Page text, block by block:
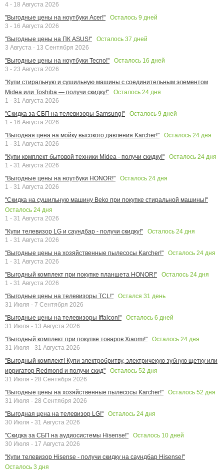
4 - 18 Августа 2026
"Выгодные цены на ноутбуки Acer!"
Осталось 9 дней
3 - 16 Августа 2026
"Выгодные цены на ПК ASUS!"
Осталось 37 дней
3 Августа - 13 Сентября 2026
"Выгодные цены на ноутбуки Tecno!"
Осталось 16 дней
3 - 23 Августа 2026
"Купи стиральную и сушильную машины с соединительным элементом
Midea или Toshiba — получи скидку!"
Осталось 24 дня
1 - 31 Августа 2026
"Скидка за СБП на телевизоры Samsung!"
Осталось 9 дней
1 - 16 Августа 2026
"Выгодная цена на мойку высокого давления Karcher!"
Осталось 24 дня
1 - 31 Августа 2026
"Купи комплект бытовой техники Midea - получи скидку!"
Осталось 24 дня
1 - 31 Августа 2026
"Выгодные цены на ноутбуки HONOR!"
Осталось 24 дня
1 - 31 Августа 2026
"Скидка на сушильную машину Beko при покупке стиральной машины!"
Осталось 24 дня
1 - 31 Августа 2026
"Купи телевизор LG и саундбар - получи скидку!"
Осталось 24 дня
1 - 31 Августа 2026
"Выгодные цены на хозяйственные пылесосы Karcher!"
Осталось 24 дня
1 - 31 Августа 2026
"Выгодный комплект при покупке планшета HONOR!"
Осталось 24 дня
1 - 31 Августа 2026
"Выгодные цены на телевизоры TCL!"
Остался 31 день
31 Июля - 7 Сентября 2026
"Выгодные цены на телевизоры Iffalcon!"
Осталось 6 дней
31 Июля - 13 Августа 2026
"Выгодный комплект при покупке товаров Xiaomi!"
Осталось 24 дня
31 Июля - 31 Августа 2026
"Выгодный комплект! Купи электробритву, электричекую зубную щетку или
ирригатор Redmond и получи скид"
Осталось 52 дня
31 Июля - 28 Сентября 2026
"Выгодные цены на хозяйственные пылесосы Karcher!"
Осталось 52 дня
31 Июля - 28 Сентября 2026
"Выгодная цена на телевизор LG!"
Осталось 24 дня
30 Июля - 31 Августа 2026
"Скидка за СБП на аудиосистемы Hisense!"
Осталось 10 дней
30 Июля - 17 Августа 2026
"Купи телевизор Hisense - получи скидку на саундбар Hisense!"
Осталось 3 дня